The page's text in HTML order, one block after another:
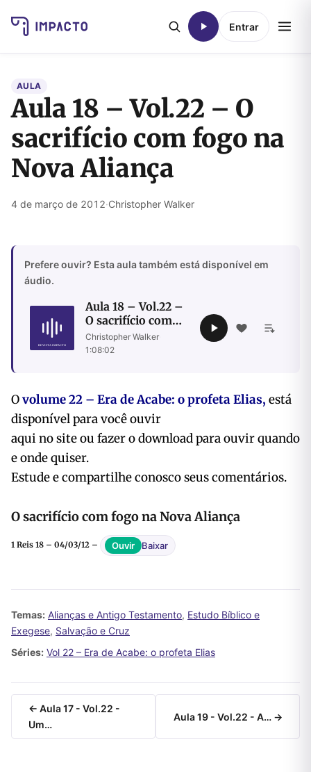
Entrar
AULA
Aula 18 – Vol.22 – O
sacrifício com fogo na
Nova Aliança
4 de março de 2012·Christopher Walker
Prefere ouvir? Esta aula também está disponível em
áudio.
Aula 18 – Vol.22 –
O sacrifício com
fogo na Nova
Aliança
Christopher Walker
1:08:02
Ovolume 22 – Era de Acabe: o profeta Elias, está
disponível para você ouvir
aqui no site ou fazer o download para ouvir quando
e onde quiser.
Estude e compartilhe conosco seus comentários.
O sacrifício com fogo na Nova Aliança
1 Reis 18 – 04/03/12 – Ouvir Baixar
Temas: Alianças e Antigo Testamento, Estudo Bíblico e
Exegese, Salvação e Cruz
Séries: Vol 22 – Era de Acabe: o profeta Elias
← Aula 17 - Vol.22 -
Um…
Aula 19 - Vol.22 - A… →